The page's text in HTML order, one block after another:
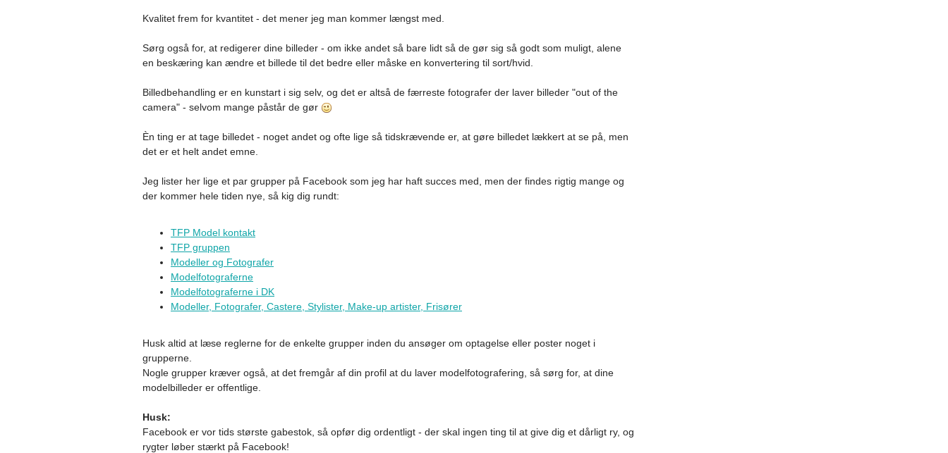
Kvalitet frem for kvantitet - det mener jeg man kommer længst med.
Sørg også for, at redigerer dine billeder - om ikke andet så bare lidt så de gør sig så godt som muligt, alene
en beskæring kan ændre et billede til det bedre eller måske en konvertering til sort/hvid.
Billedbehandling er en kunstart i sig selv, og det er altså de færreste fotografer der laver billeder "out of the
camera" - selvom mange påstår de gør
Èn ting er at tage billedet - noget andet og ofte lige så tidskrævende er, at gøre billedet lækkert at se på, men
det er et helt andet emne.
Jeg lister her lige et par grupper på Facebook som jeg har haft succes med, men der findes rigtig mange og
der kommer hele tiden nye, så kig dig rundt:
TFP Model kontakt
TFP gruppen
Modeller og Fotografer
Modelfotograferne
Modelfotograferne i DK
Modeller, Fotografer, Castere, Stylister, Make-up artister, Frisører
Husk altid at læse reglerne for de enkelte grupper inden du ansøger om optagelse eller poster noget i
grupperne.
Nogle grupper kræver også, at det fremgår af din profil at du laver modelfotografering, så sørg for, at dine
modelbilleder er offentlige.
Husk:
Facebook er vor tids største gabestok, så opfør dig ordentligt - der skal ingen ting til at give dig et dårligt ry, og
rygter løber stærkt på Facebook!